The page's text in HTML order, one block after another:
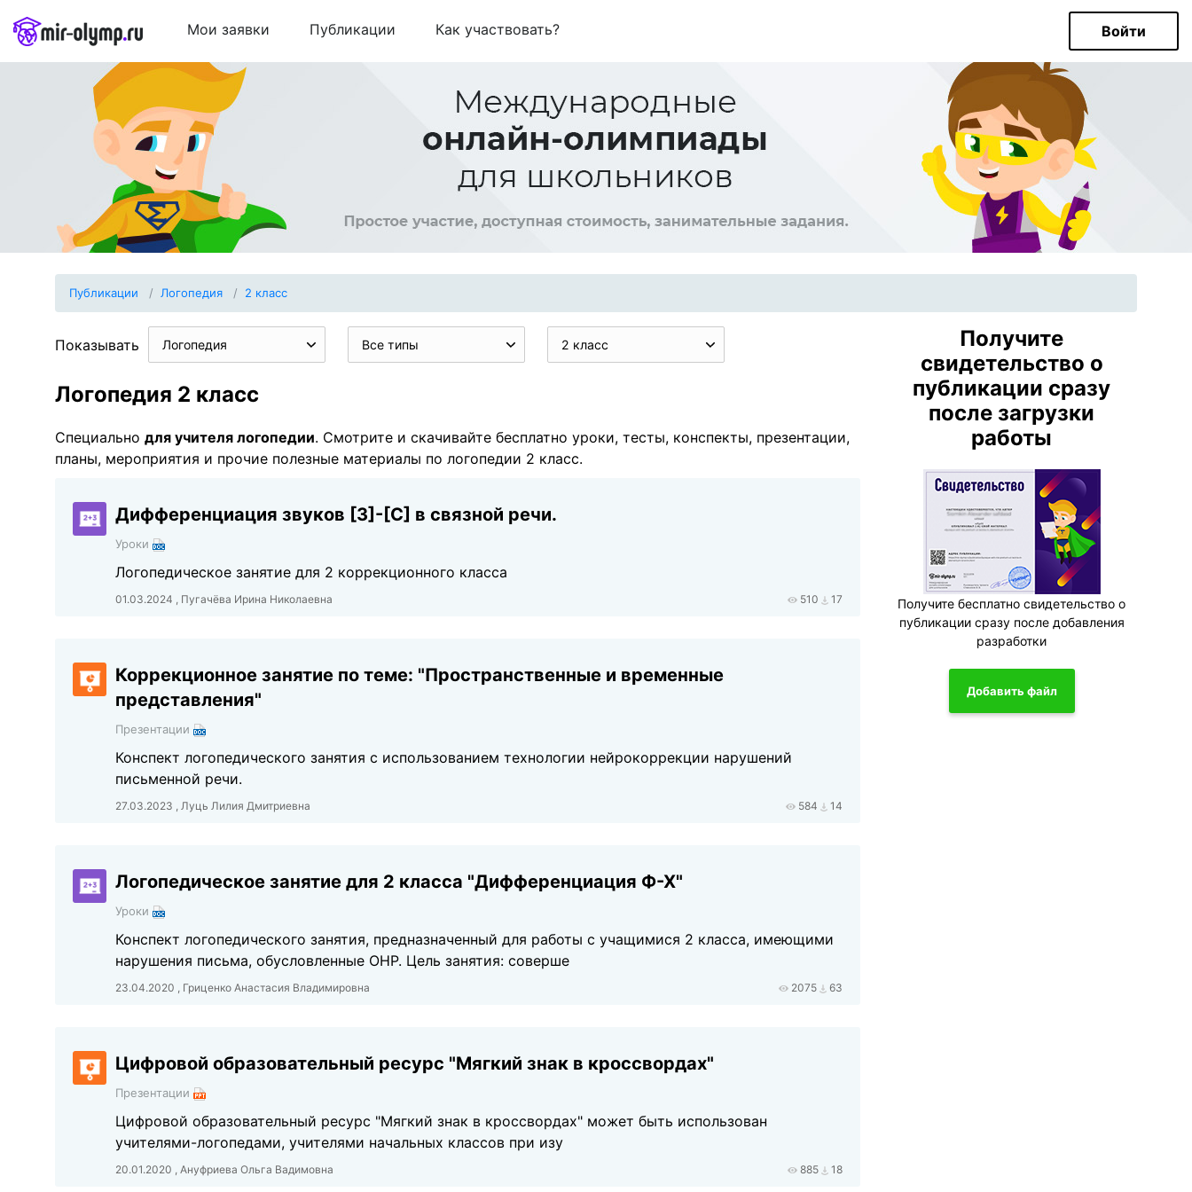
Мои заявки Публикации Как участвовать? Войти
Публикации Логопедия 2 класс
Показывать Логопедия Все типы 2 класс
Логопедия 2 класс
Специально для учителя логопедии. Смотрите и скачивайте бесплатно уроки, тесты, конспекты, презентации,
планы, мероприятия и прочие полезные материалы по логопедии 2 класс.
Дифференциация звуков [З]-[С] в связной речи.
Уроки
Логопедическое занятие для 2 коррекционного класса
01.03.2024 , Пугачёва Ирина Николаевна 510 17
Коррекционное занятие по теме: "Пространственные и временные
представления"
Презентации
Конспект логопедического занятия с использованием технологии нейрокоррекции нарушений
письменной речи.
27.03.2023 , Луць Лилия Дмитриевна 584 14
Логопедическое занятие для 2 класса "Дифференциация Ф-Х"
Уроки
Конспект логопедического занятия, предназначенный для работы с учащимися 2 класса, имеющими
нарушения письма, обусловленные ОНР. Цель занятия: соверше
23.04.2020 , Гриценко Анастасия Владимировна 2075 63
Цифровой образовательный ресурс "Мягкий знак в кроссвордах"
Презентации
Цифровой образовательный ресурс "Мягкий знак в кроссвордах" может быть использован
учителями-логопедами, учителями начальных классов при изу
20.01.2020 , Ануфриева Ольга Вадимовна 885 18
Получите
свидетельство о
публикации сразу
после загрузки
работы
Получите бесплатно свидетельство о
публикации сразу после добавления
разработки
Добавить файл